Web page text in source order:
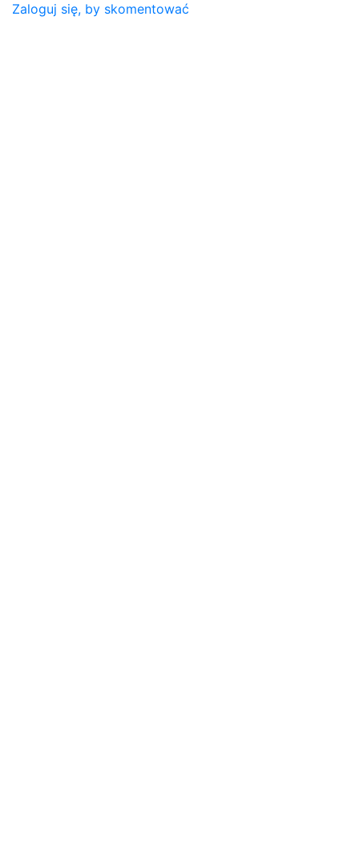
Zaloguj się, by skomentować